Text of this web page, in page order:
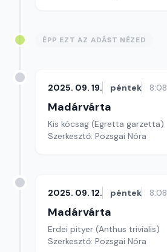
ÉPP EZT AZ ADÁST NÉZED
2025. 09. 19. péntek 8:08
Madárvárta
Kis kócsag (Egretta garzetta)
Szerkesztő: Pozsgai Nóra
2025. 09. 12. péntek 8:08
Madárvárta
Erdei pityer (Anthus trivialis)
Szerkesztő: Pozsgai Nóra